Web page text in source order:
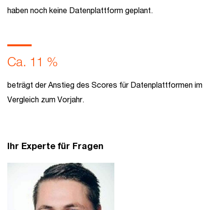
haben noch keine Datenplattform geplant.
Ca. 11 %
beträgt der Anstieg des Scores für Datenplattformen im
Vergleich zum Vorjahr.
Ihr Experte für Fragen